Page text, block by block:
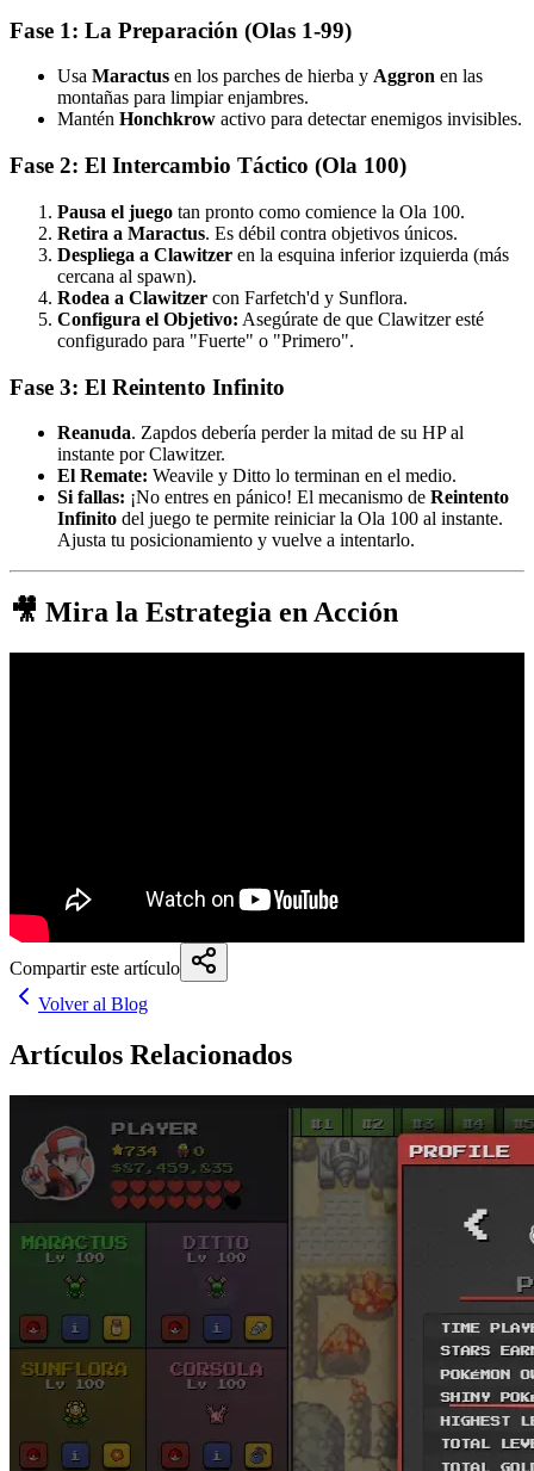
Fase 1: La Preparación (Olas 1-99)
Usa Maractus en los parches de hierba y Aggron en las
montañas para limpiar enjambres.
Mantén Honchkrow activo para detectar enemigos invisibles.
Fase 2: El Intercambio Táctico (Ola 100)
Pausa el juego tan pronto como comience la Ola 100.
Retira a Maractus. Es débil contra objetivos únicos.
Despliega a Clawitzer en la esquina inferior izquierda (más
cercana al spawn).
Rodea a Clawitzer con Farfetch'd y Sunflora.
Configura el Objetivo: Asegúrate de que Clawitzer esté
configurado para "Fuerte" o "Primero".
Fase 3: El Reintento Infinito
Reanuda. Zapdos debería perder la mitad de su HP al
instante por Clawitzer.
El Remate: Weavile y Ditto lo terminan en el medio.
Si fallas: ¡No entres en pánico! El mecanismo de Reintento
Infinito del juego te permite reiniciar la Ola 100 al instante.
Ajusta tu posicionamiento y vuelve a intentarlo.
🎥 Mira la Estrategia en Acción
Compartir este artículo
Volver al Blog
Artículos Relacionados